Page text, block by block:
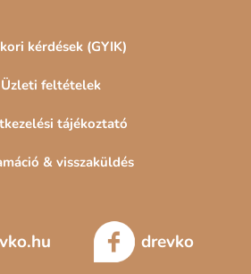
kérdések (GYIK)
Üzleti feltételek
tájékoztató
& visszaküldés
drevko